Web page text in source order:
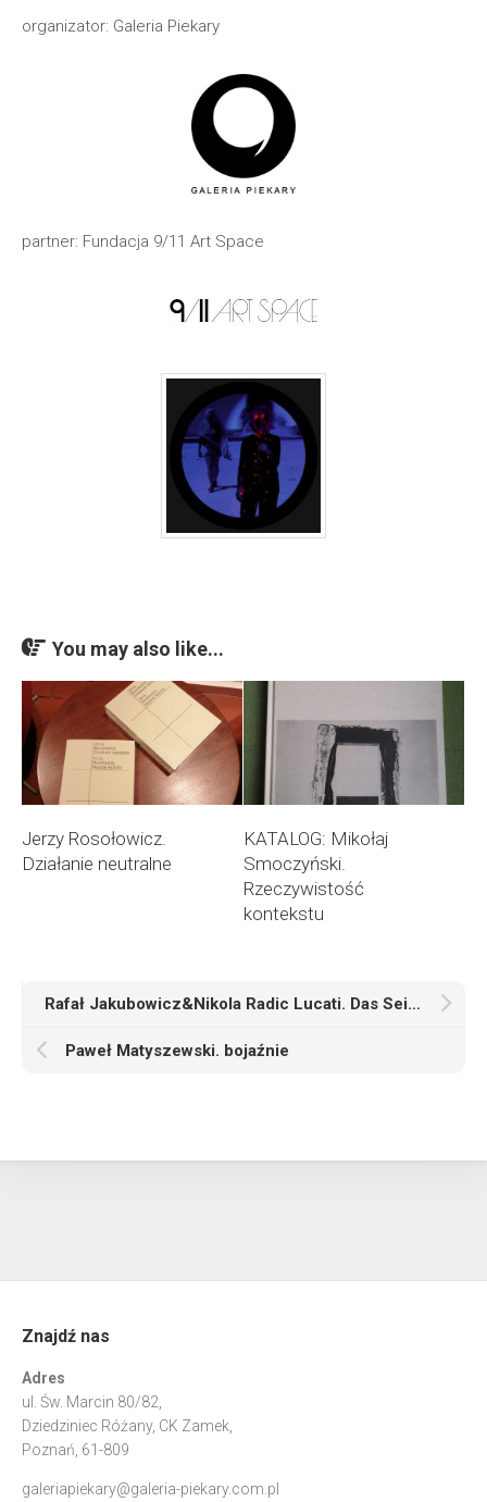
organizator: Galeria Piekary
partner: Fundacja 9/11 Art Space
You may also like...
Jerzy Rosołowicz.
Działanie neutralne
KATALOG: Mikołaj
Smoczyński.
Rzeczywistość
kontekstu
Rafał Jakubowicz&Nikola Radic Lucati. Das Seine Forschungsprojekt
Paweł Matyszewski. bojaźnie
Znajdź nas
Adres
ul. Św. Marcin 80/82,
Dziedziniec Różany, CK Zamek,
Poznań, 61-809
galeriapiekary@galeria-piekary.com.pl